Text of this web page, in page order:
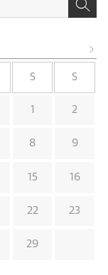
S S
1 2
8 9
15 16
22 23
29